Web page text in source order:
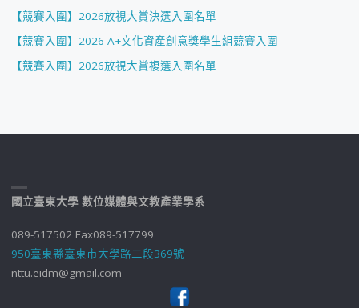
【競賽入圍】2026放視大賞決選入圍名單
【競賽入圍】2026 A+文化資產創意獎學生組競賽入圍
【競賽入圍】2026放視大賞複選入圍名單
國立臺東大學 數位媒體與文教產業學系
089-517502 Fax089-517799
950臺東縣臺東市大學路二段369號
nttu.eidm@gmail.com